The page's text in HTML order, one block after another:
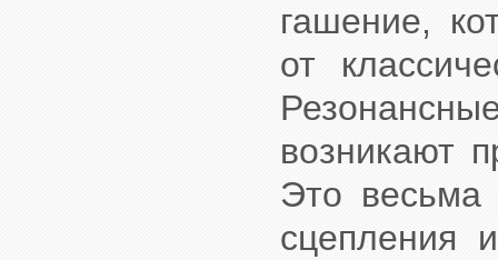
гашение,
от
возникают
Это весьма
сцепления